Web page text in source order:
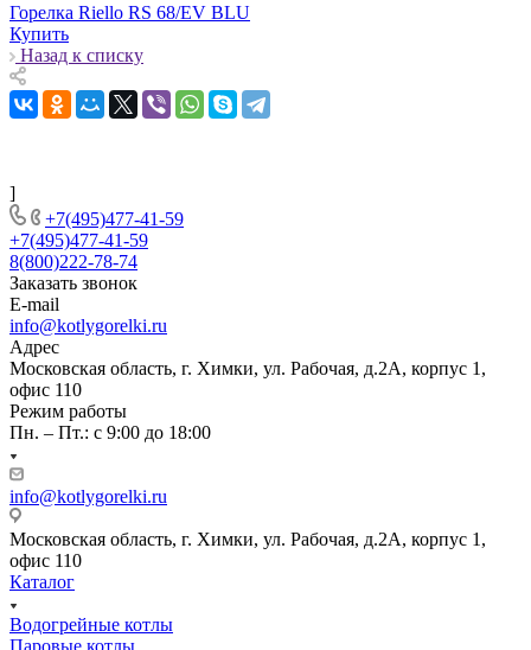
Горелка Riello RS 68/EV BLU
Купить
Назад к списку
]
+7(495)477-41-59
+7(495)477-41-59
8(800)222-78-74
Заказать звонок
E-mail
info@kotlygorelki.ru
Адрес
Московская область, г. Химки, ул. Рабочая, д.2А, корпус 1,
офис 110
Режим работы
Пн. – Пт.: с 9:00 до 18:00
info@kotlygorelki.ru
Московская область, г. Химки, ул. Рабочая, д.2А, корпус 1,
офис 110
Каталог
Водогрейные котлы
Паровые котлы